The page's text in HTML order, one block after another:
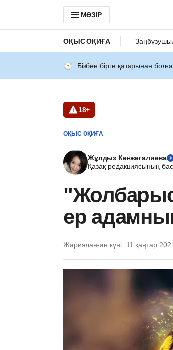
МӘЗІР
ОҚЫС ОҚИҒА
Бізбен бірге қатарынан
18+
ОҚЫС ОҚИҒА
Жұлдыз Кенжегалиева
Қазақ редакциясының
"Жолбарыс
ер
Жарияланған күні: 11 қаңтар